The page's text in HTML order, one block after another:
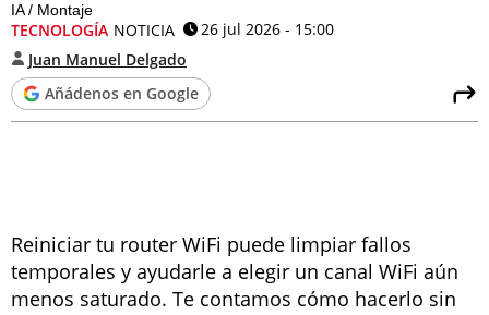
IA / Montaje
TECNOLOGÍA NOTICIA
26 jul 2026 - 15:00
Juan Manuel Delgado
Añádenos en Google
Reiniciar tu router WiFi puede limpiar fallos
temporales y ayudarle a elegir un canal WiFi aún
menos saturado. Te contamos cómo hacerlo sin